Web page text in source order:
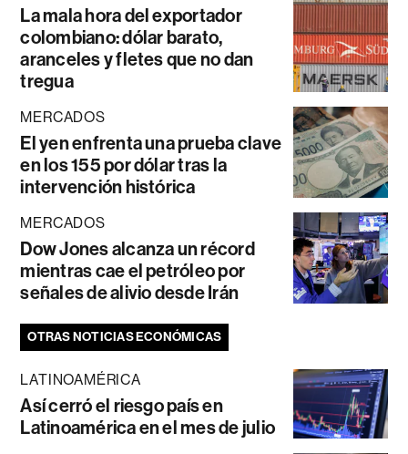
La mala hora del exportador
colombiano: dólar barato,
aranceles y fletes que no dan
tregua
MERCADOS
El yen enfrenta una prueba clave
en los 155 por dólar tras la
intervención histórica
MERCADOS
Dow Jones alcanza un récord
mientras cae el petróleo por
señales de alivio desde Irán
OTRAS NOTICIAS ECONÓMICAS
LATINOAMÉRICA
Así cerró el riesgo país en
Latinoamérica en el mes de julio